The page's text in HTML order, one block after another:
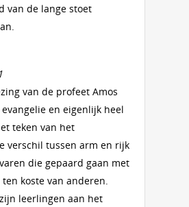
van de lange stoet
van de profeet Amos
en eigenlijk heel
teken van het
verschil tussen arm en rijk
die gepaard gaan met
koste van anderen.
leerlingen aan het